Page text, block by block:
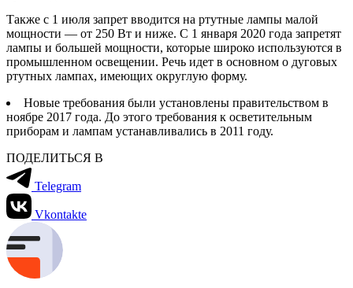
Также с 1 июля запрет вводится на ртутные лампы малой
мощности — от 250 Вт и ниже. С 1 января 2020 года запретят
лампы и большей мощности, которые широко используются в
промышленном освещении. Речь идет в основном о дуговых
ртутных лампах, имеющих округлую форму.
Новые требования были установлены правительством в
ноябре 2017 года. До этого требования к осветительным
приборам и лампам устанавливались в 2011 году.
ПОДЕЛИТЬСЯ В
Telegram
Vkontakte